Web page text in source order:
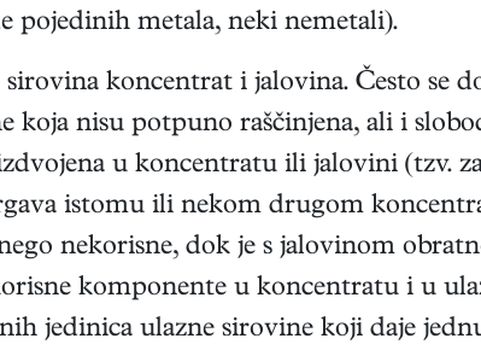
metala, neki nemetali).
koncentrat i jalovina. Često se
nisu potpuno raščinjena, ali i
u koncentratu ili jalovini (tzv.
istomu ili nekom drugom
nekorisne, dok je s jalovinom
komponente u koncentratu i u
jedinica ulazne sirovine koji daje